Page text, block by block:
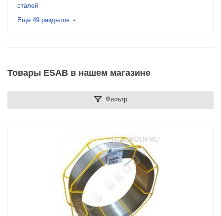
сталей
Ещё 49 разделов
Товары ESAB в нашем магазине
Фильтр